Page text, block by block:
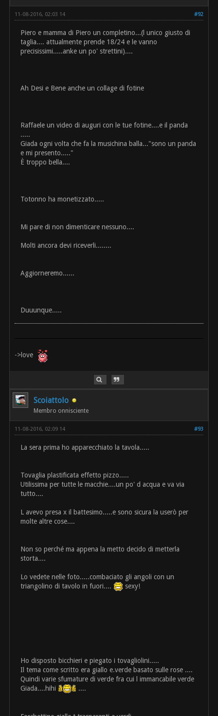
#92
11-08-2016, 02:03 14
Piero e mamma di Piero un completino...(l unico giusto di
taglia.... attualmente prende 18/24 e le vanno
precisissimi.....anke un po' strettini)....
Ah Desi e Bene anche un collage di fotine
Raffaele un video di auguri con le tue fotine....e il panda
.....
Giada ogni volta che fa la musichina balla..."sono un panda
e mi presento....."
È troppo bella....
Totonno ha monetizzato.....
Mi pare di non dimenticare nessuno....
Molti ancora devi riceverli........
Aggiorneremo......
Duuunque.....
->love
Scoiattolo
Membro onnisciente
#93
11-08-2016, 02:09 14
La sera prima ho apparecchiato la tavola.....
Tovaglia plastificata effetto pizzo.....
Utilissima per tutte le macchie....un po' d acqua e va via
tutto....
L avevo presa x il battesimo.....e sono sicura la userò per
molte altre cose....
Non so perché ma appena la metto decido di metterla
storta....
Lo vedete nelle foto.....combaciato gli angoli con un
triangolino di tavolo in fuori....
sexy!
Ho disposto bicchieri e piegato i tovagliolini.....
Il tema come scritto era giallo e.verde basato sulle rose ....
Quindi varie sfumature di verde fra cui l immancabile verde
Giada....hihi
....